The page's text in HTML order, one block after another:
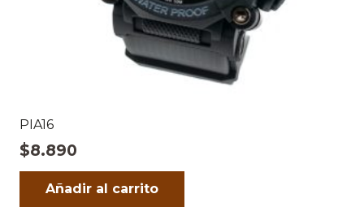
PIA16
$8.890
Añadir al carrito